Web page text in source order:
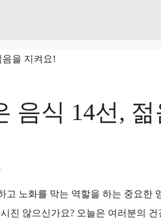
음식 14선,
고 노화를 막는 역할을 하는 중요한
진 않으신가요? 오늘은 여러분의